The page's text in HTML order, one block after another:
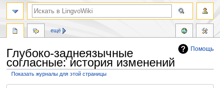
Помощь
Глубоко-заднеязычные
согласные: история изменений
Показать журналы для этой страницы
ещё